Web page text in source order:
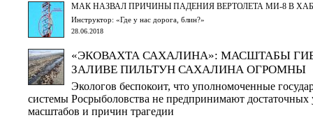
МАК НАЗВАЛ ПРИЧИНЫ ПАДЕНИЯ ВЕРТОЛЕТА МИ-8 В
Инструктор: «Где у нас дорога, блин?»
28.06.2018
«ЭКОВАХТА САХАЛИНА»: МАСШТАБЫ
ЗАЛИВЕ ПИЛЬТУН САХАЛИНА ОГРОМНЫ
Экологов беспокоит, что уполномоченные
системы Росрыболовства не предпринимают достаточных
масштабов и причин трагедии